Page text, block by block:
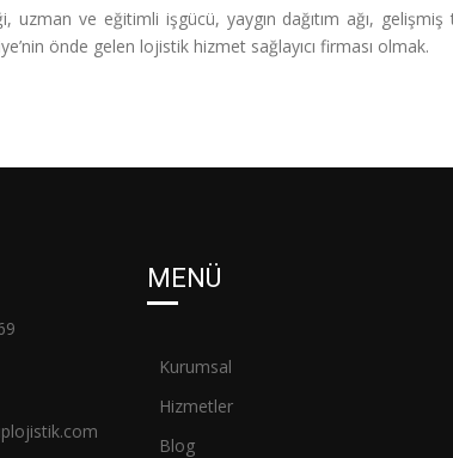
uzman ve eğitimli işgücü, yaygın dağıtım ağı,
önde gelen lojistik hizmet sağlayıcı firması olmak.
MENÜ
Kurumsal
Hizmetler
Blog